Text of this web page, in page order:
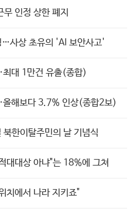
인정 상한 폐지
…사상 초유의 'AI 보안사고'
대 1만건 유출(종합)
해보다 3.7% 인상(종합2보)
한이탈주민의 날 기념식
대상 아냐"는 18%에 그쳐
치에서 나라 지키죠"